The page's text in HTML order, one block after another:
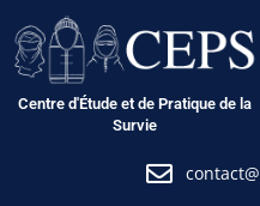
au
contenu
Centre d'Étude et de Pratique de la
Survie